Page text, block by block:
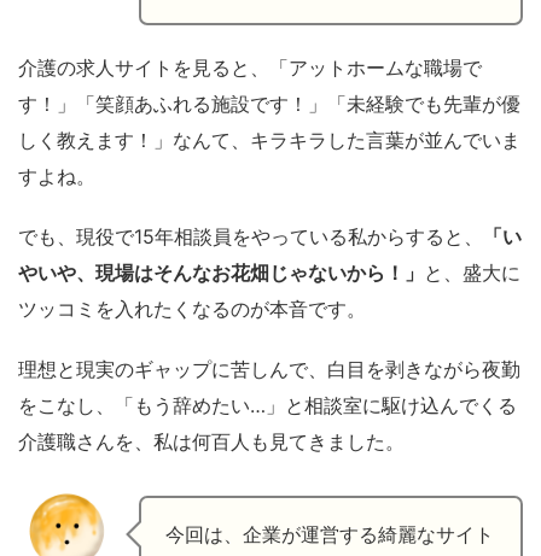
介護の求人サイトを見ると、「アットホームな職場で
す！」「笑顔あふれる施設です！」「未経験でも先輩が優
しく教えます！」なんて、キラキラした言葉が並んでいま
すよね。
でも、現役で15年相談員をやっている私からすると、
「い
やいや、現場はそんなお花畑じゃないから！」 と、盛大に
ツッコミを入れたくなるのが本音です。
理想と現実のギャップに苦しんで、白目を剥きながら夜勤
をこなし、「もう辞めたい…」と相談室に駆け込んでくる
介護職さんを、私は何百人も見てきました。
今回は、企業が運営する綺麗なサイト